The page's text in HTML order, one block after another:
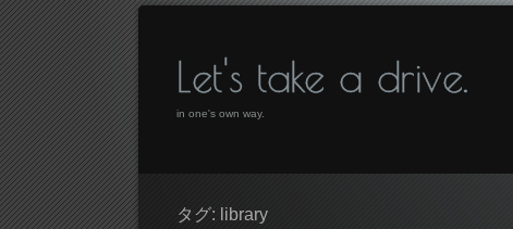
Let's take a drive.
in one's own way.
タグ: library